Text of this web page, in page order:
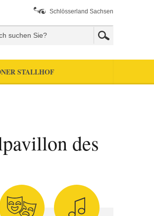
Schlösserland Sachsen
STALLHOF
des